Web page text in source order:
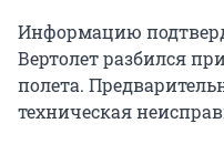
Информацию
Вертолет разбился
полета.
техническая